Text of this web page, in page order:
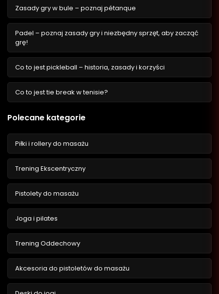
Zasady gry w bule – poznaj pétanque
Padel – poznaj zasady gry i niezbędny sprzęt, aby zacząć
grę!
Co to jest pickleball – historia, zasady i korzyści
Co to jest tie break w tenisie?
Polecane kategorie
Piłki i rollery do masażu
Trening Ekscentryczny
Pistolety do masażu
Joga i pilates
Trening Oddechowy
Akcesoria do pistoletów do masażu